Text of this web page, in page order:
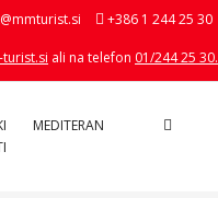
+386 1 244 25 30
ali na telefon 01/244 25 30.
MEDITERAN